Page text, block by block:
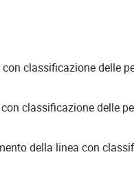
classificazione delle
classificazione delle
della linea con